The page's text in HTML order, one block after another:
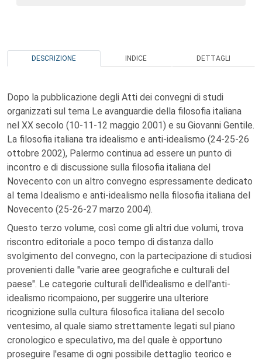
DESCRIZIONE INDICE DETTAGLI
Dopo la pubblicazione degli Atti dei convegni di studi
organizzati sul tema Le avanguardie della filosofia italiana
nel XX secolo (10-11-12 maggio 2001) e su Giovanni Gentile.
La filosofia italiana tra idealismo e anti-idealismo (24-25-26
ottobre 2002), Palermo continua ad essere un punto di
incontro e di discussione sulla filosofia italiana del
Novecento con un altro convegno espressamente dedicato
al tema Idealismo e anti-idealismo nella filosofia italiana del
Novecento (25-26-27 marzo 2004).
Questo terzo volume, così come gli altri due volumi, trova
riscontro editoriale a poco tempo di distanza dallo
svolgimento del convegno, con la partecipazione di studiosi
provenienti dalle "varie aree geografiche e culturali del
paese". Le categorie culturali dell'idealismo e dell'anti-
idealismo ricompaiono, per suggerire una ulteriore
ricognizione sulla cultura filosofica italiana del secolo
ventesimo, al quale siamo strettamente legati sul piano
cronologico e speculativo, ma del quale è opportuno
proseguire l'esame di ogni possibile dettaglio teorico e